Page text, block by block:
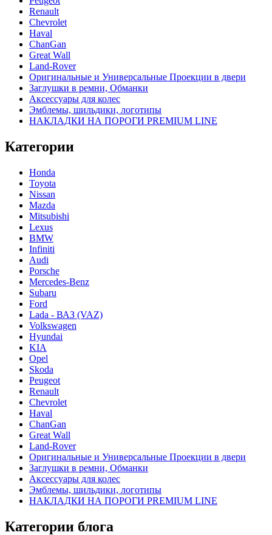
Renault
Chevrolet
Haval
ChanGan
Great Wall
Land-Rover
Оригинальные и Универсальные Проекции в двери
Заглушки в ремни, Обманки
Аксессуары для колес
Эмблемы, шильдики, логотипы
НАКЛАДКИ НА ПОРОГИ PREMIUM LINE
Категории
Honda
Toyota
Nissan
Mazda
Mitsubishi
Lexus
BMW
Infiniti
Audi
Porsche
Mercedes-Benz
Subaru
Ford
Lada - ВАЗ (VAZ)
Volkswagen
Hyundai
KIA
Opel
Skoda
Peugeot
Renault
Chevrolet
Haval
ChanGan
Great Wall
Land-Rover
Оригинальные и Универсальные Проекции в двери
Заглушки в ремни, Обманки
Аксессуары для колес
Эмблемы, шильдики, логотипы
НАКЛАДКИ НА ПОРОГИ PREMIUM LINE
Категории блога